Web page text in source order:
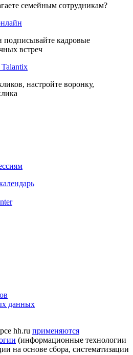
семейным сотрудникам?
подписывайте кадровые
встреч
Talantix
настройте воронку,
данных
hh.ru применяются
(информационные технологии
на основе сбора, систематизации